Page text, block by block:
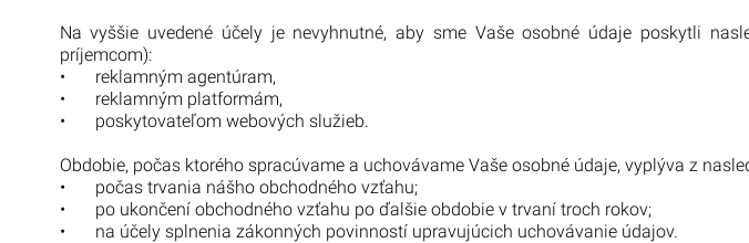
Na vyššie uvedené účely je nevyhnutné, aby sme Vaše osobné údaje poskytli
príjemcom):
•
reklamným agentúram,
•
reklamným platformám,
•
poskytovateľom webových služieb.
Obdobie, počas ktorého spracúvame a uchovávame Vaše osobné údaje, vyplýva z
•
počas trvania nášho obchodného vzťahu;
•
po ukončení obchodného vzťahu po ďalšie obdobie v trvaní troch rokov;
•
na účely splnenia zákonných povinností upravujúcich uchovávanie údajov.